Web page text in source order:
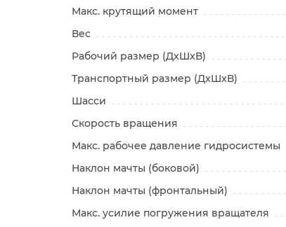
Макс. крутящий момент
Вес
Рабочий размер (ДxШxВ)
Транспортный размер (ДxШxВ)
Шасси
Скорость вращения
Макс. рабочее давление гидросистемы
Наклон мачты (боковой)
Наклон мачты (фронтальный)
Макс. усилие погружения вращателя